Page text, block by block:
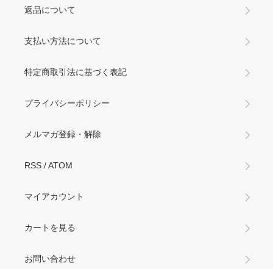
返品について
支払い方法について
特定商取引法に基づく表記
プライバシーポリシー
メルマガ登録・解除
RSS /ATOM
マイアカウント
カートを見る
お問い合わせ